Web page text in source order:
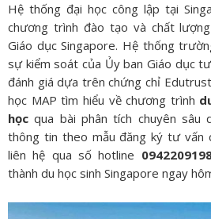
Hệ thống đại học công lập tại
chương trình đào tạo và chất
Giáo dục Singapore. Hệ thống
sự kiểm soát của Ủy ban Giáo dục
đánh giá dựa trên chứng chỉ
học MAP tìm hiểu về chương trình
học qua bài phân tích chuyên sâu
thông tin theo mẫu đăng ký tư vấn
liên hệ qua số hotline
thành du học sinh Singapore ngay